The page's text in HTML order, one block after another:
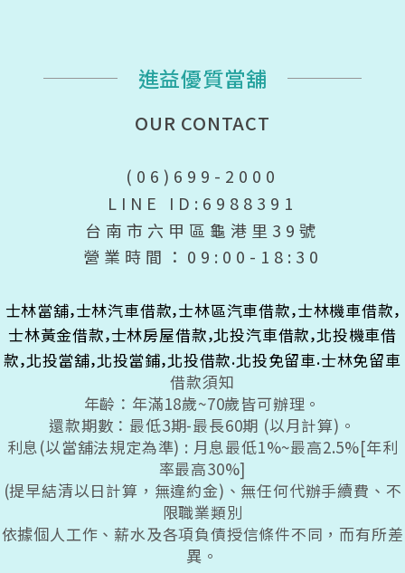
進益優質當舖
OUR CONTACT
(06)699-2000
LINE ID:6988391
台南市六甲區龜港里39號
營業時間：09:00-18:30
士林當舖,士林汽車借款,士林區汽車借款,士林機車借款,
士林黃金借款,士林房屋借款,北投汽車借款,北投機車借
款,北投當舖,北投當鋪,北投借款.北投免留車.士林免留車
借款須知
年齡：年滿18歲~70歲皆可辦理。
還款期數：最低3期-最長60期 (以月計算)。
利息(以當舖法規定為準) : 月息最低1%~最高2.5%[年利
率最高30%]
(提早結清以日計算，無違約金)、無任何代辦手續費、不
限職業類別
依據個人工作、薪水及各項負債授信條件不同，而有所差
異。